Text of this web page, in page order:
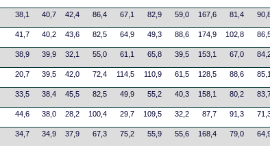
38,1 40,7 42,4 86,4 67,1 82,9 59,0 167,6 81,4
41,7 40,2 43,6 82,5 64,9 49,3 88,6 174,9 102,8
38,9 39,9 32,1 55,0 61,1 65,8 39,5 153,1 67,0
20,7 39,5 42,0 72,4 114,5 110,9 61,5 128,5 88,6 85,1
33,5 38,4 45,5 82,5 49,9 55,2 40,3 158,1 80,2
44,6 38,0 28,2 100,4 29,7 109,5 32,2 87,7 91,3
34,7 34,9 37,9 67,3 75,2 55,9 55,6 168,4 79,0